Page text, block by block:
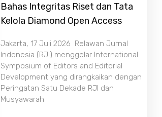
Bahas Integritas Riset dan Tata
Kelola Diamond Open Access
Jakarta, 17 Juli 2026 Relawan Jurnal
Indonesia (RJI) menggelar International
Symposium of Editors and Editorial
Development yang dirangkaikan dengan
Peringatan Satu Dekade RJI dan
Musyawarah